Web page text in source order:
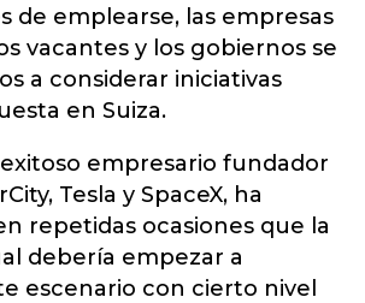
de emplearse, las empresas
vacantes y los gobiernos se
a considerar iniciativas
en Suiza.
empresario fundador
Tesla y SpaceX, ha
repetidas ocasiones que la
debería empezar a
escenario con cierto nivel